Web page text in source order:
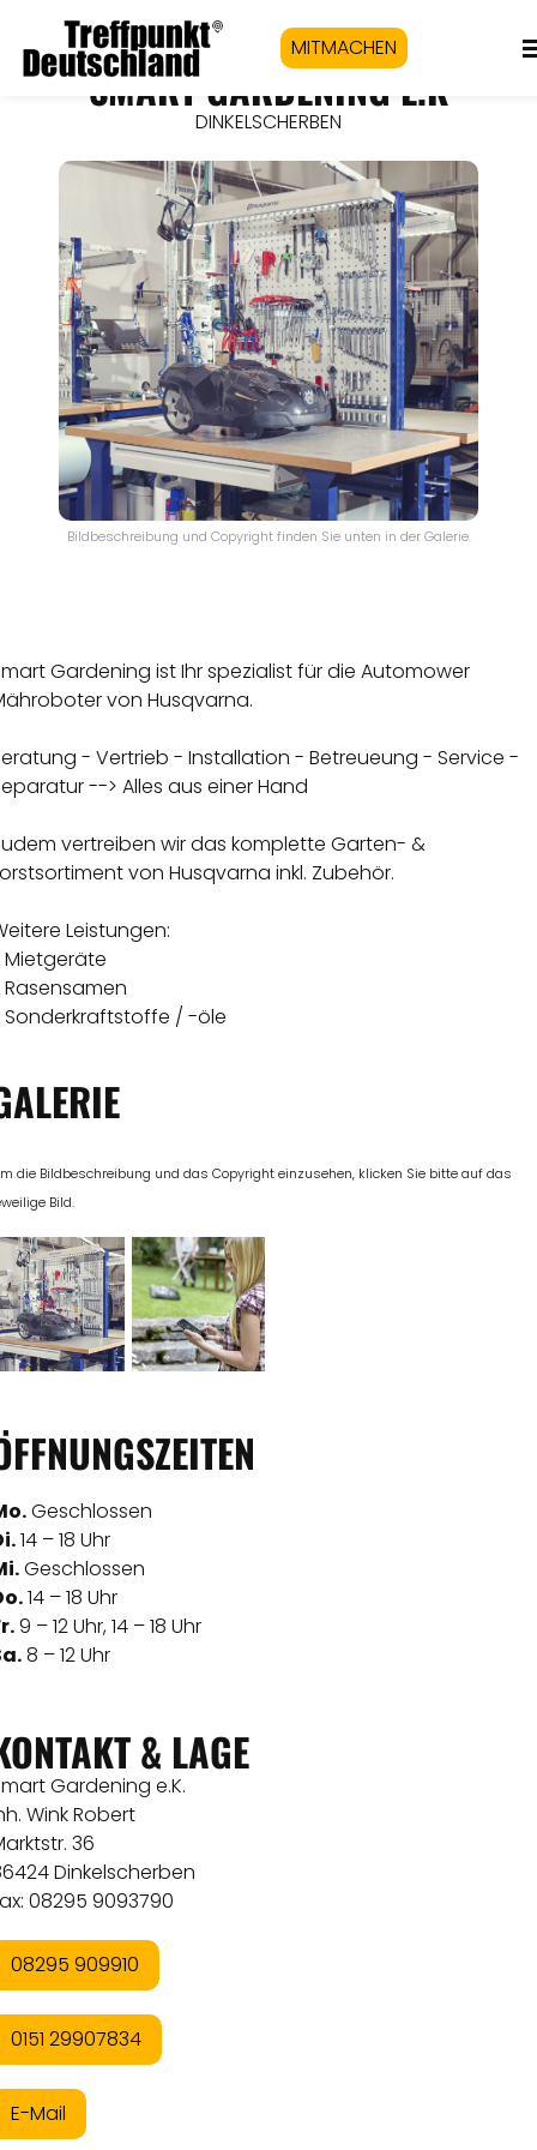
MITMACHEN
SMART GARDENING E.K
DINKELSCHERBEN
Bildbeschreibung und Copyright finden Sie unten in der Galerie.
Gardening ist Ihr spezialist für die Automower
von Husqvarna.
- Vertrieb - Installation - Betreueung - Service -
--> Alles aus einer Hand
vertreiben wir das komplette Garten- &
von Husqvarna inkl. Zubehör.
Leistungen:
/ -öle
die Bildbeschreibung und das Copyright einzusehen, klicken Sie bitte auf das
Bild.
Geschlossen
14 – 18 Uhr
Geschlossen
14 – 18 Uhr
9 – 12 Uhr, 14 – 18 Uhr
8 – 12 Uhr
& LAGE
Gardening e.K.
Wink Robert
36
Dinkelscherben
08295 9093790
08295 909910
0151 29907834
E-Mail